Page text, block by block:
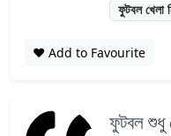
ফুটবল খেলা
❤️ Add to Favourite
ফুটবল শুধু